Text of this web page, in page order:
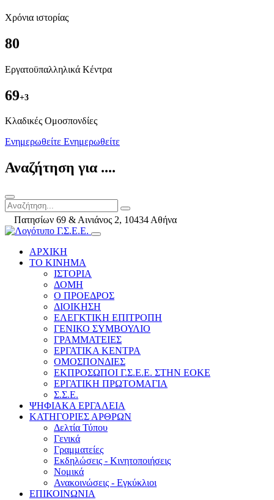
Χρόνια ιστορίας
80
Εργατοϋπαλληλικά Κέντρα
69+3
Kλαδικές Ομοσπονδίες
Ενημερωθείτε Ενημερωθείτε
Αναζήτηση για ....
Πατησίων 69 & Αινιάνος 2, 10434 Αθήνα
ΑΡΧΙΚΗ
ΤΟ ΚΙΝΗΜΑ
ΙΣΤΟΡΙΑ
ΔΟΜΗ
Ο ΠΡΟΕΔΡΟΣ
ΔΙΟΙΚΗΣΗ
ΕΛΕΓΚΤΙΚΗ ΕΠΙΤΡΟΠΗ
ΓΕΝΙΚΟ ΣΥΜΒΟΥΛΙΟ
ΓΡΑΜΜΑΤΕΙΕΣ
ΕΡΓΑΤΙΚΑ ΚΕΝΤΡΑ
ΟΜΟΣΠΟΝΔΙΕΣ
ΕΚΠΡΟΣΩΠΟΙ Γ.Σ.Ε.Ε. ΣΤΗΝ ΕΟΚΕ
ΕΡΓΑΤΙΚΗ ΠΡΩΤΟΜΑΓΙΑ
Σ.Σ.Ε.
ΨΗΦΙΑΚΑ ΕΡΓΑΛΕΙΑ
ΚΑΤΗΓΟΡΙΕΣ ΑΡΘΡΩΝ
Δελτία Τύπου
Γενικά
Γραμματείες
Εκδηλώσεις - Κινητοποιήσεις
Νομικά
Ανακοινώσεις - Εγκύκλιοι
ΕΠΙΚΟΙΝΩΝΙΑ